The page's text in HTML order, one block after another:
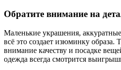
Обратите внимание на
Маленькие украшения,
всё это создает изюминку образа.
внимание качеству и посадке
одежда всегда смотрится